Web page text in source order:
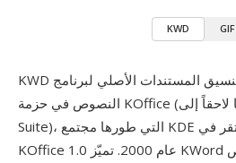
KWD GIF
النصوص في حزمة KOffice (أُعيدت تسميتها لاحقاً إلى Calligra
Suite)، التي طورها مجتمع KDE مع أول إصدار مستقر في
KOffice 1.0 عام 2000. تميّز KWord عن معالجات النصوص